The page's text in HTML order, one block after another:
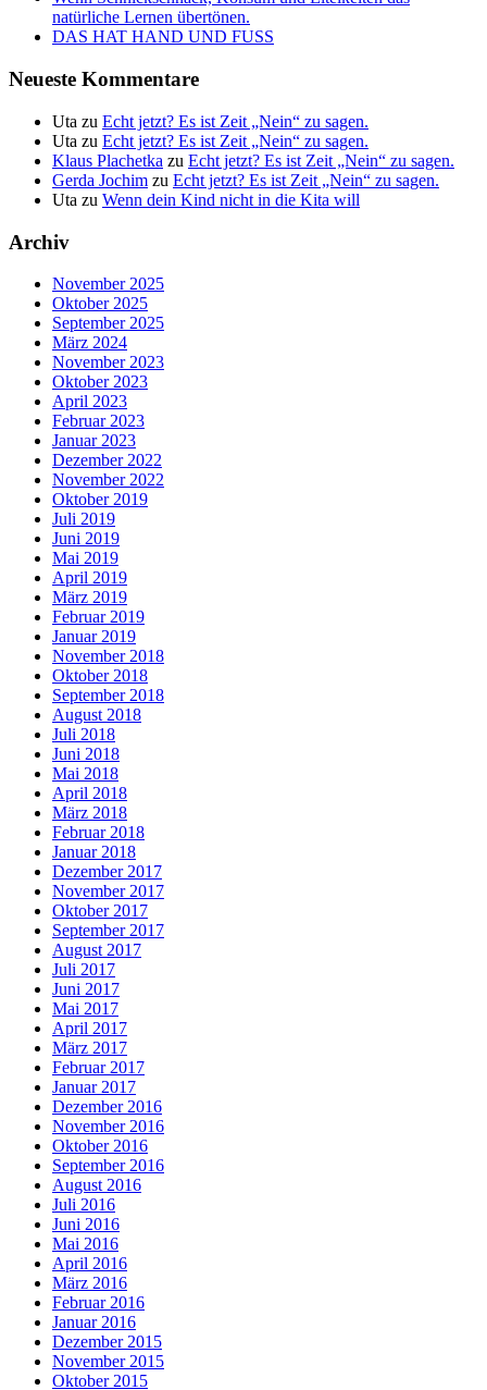
natürliche Lernen übertönen.
DAS HAT HAND UND FUSS
Neueste Kommentare
Uta zu Echt jetzt? Es ist Zeit „Nein“ zu sagen.
Uta zu Echt jetzt? Es ist Zeit „Nein“ zu sagen.
Klaus Plachetka zu Echt jetzt? Es ist Zeit „Nein“ zu sagen.
Gerda Jochim zu Echt jetzt? Es ist Zeit „Nein“ zu sagen.
Uta zu Wenn dein Kind nicht in die Kita will
Archiv
November 2025
Oktober 2025
September 2025
März 2024
November 2023
Oktober 2023
April 2023
Februar 2023
Januar 2023
Dezember 2022
November 2022
Oktober 2019
Juli 2019
Juni 2019
Mai 2019
April 2019
März 2019
Februar 2019
Januar 2019
November 2018
Oktober 2018
September 2018
August 2018
Juli 2018
Juni 2018
Mai 2018
April 2018
März 2018
Februar 2018
Januar 2018
Dezember 2017
November 2017
Oktober 2017
September 2017
August 2017
Juli 2017
Juni 2017
Mai 2017
April 2017
März 2017
Februar 2017
Januar 2017
Dezember 2016
November 2016
Oktober 2016
September 2016
August 2016
Juli 2016
Juni 2016
Mai 2016
April 2016
März 2016
Februar 2016
Januar 2016
Dezember 2015
November 2015
Oktober 2015